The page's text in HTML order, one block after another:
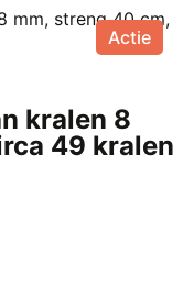
Actie
kralen 8
49 kralen